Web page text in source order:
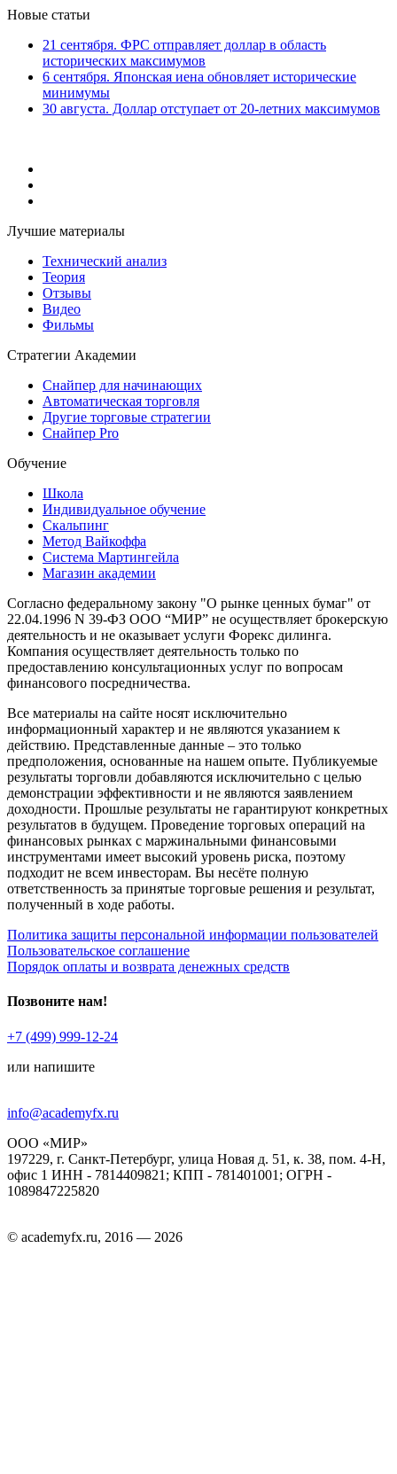
Новые статьи
21 сентября. ФРС отправляет доллар в область
исторических максимумов
6 сентября. Японская иена обновляет исторические
минимумы
30 августа. Доллар отступает от 20-летних максимумов
Лучшие материалы
Технический анализ
Теория
Отзывы
Видео
Фильмы
Стратегии Академии
Снайпер для начинающих
Автоматическая торговля
Другие торговые стратегии
Снайпер Pro
Обучение
Школа
Индивидуальное обучение
Скальпинг
Метод Вайкоффа
Система Мартингейла
Магазин академии
Согласно федеральному закону "О рынке ценных бумаг" от
22.04.1996 N 39-ФЗ ООО “МИР” не осуществляет брокерскую
деятельность и не оказывает услуги Форекс дилинга.
Компания осуществляет деятельность только по
предоставлению консультационных услуг по вопросам
финансового посредничества.
Все материалы на сайте носят исключительно
информационный характер и не являются указанием к
действию. Представленные данные – это только
предположения, основанные на нашем опыте. Публикуемые
результаты торговли добавляются исключительно с целью
демонстрации эффективности и не являются заявлением
доходности. Прошлые результаты не гарантируют конкретных
результатов в будущем. Проведение торговых операций на
финансовых рынках с маржинальными финансовыми
инструментами имеет высокий уровень риска, поэтому
подходит не всем инвесторам. Вы несёте полную
ответственность за принятые торговые решения и результат,
полученный в ходе работы.
Политика защиты персональной информации пользователей
Пользовательское соглашение
Порядок оплаты и возврата денежных средств
Позвоните нам!
+7 (499) 999-12-24
или напишите
info@academyfx.ru
ООО «МИР»
197229, г. Санкт-Петербург, улица Новая д. 51, к. 38, пом. 4-Н,
офис 1 ИНН - 7814409821; КПП - 781401001; ОГРН -
1089847225820
© academyfx.ru, 2016 — 2026